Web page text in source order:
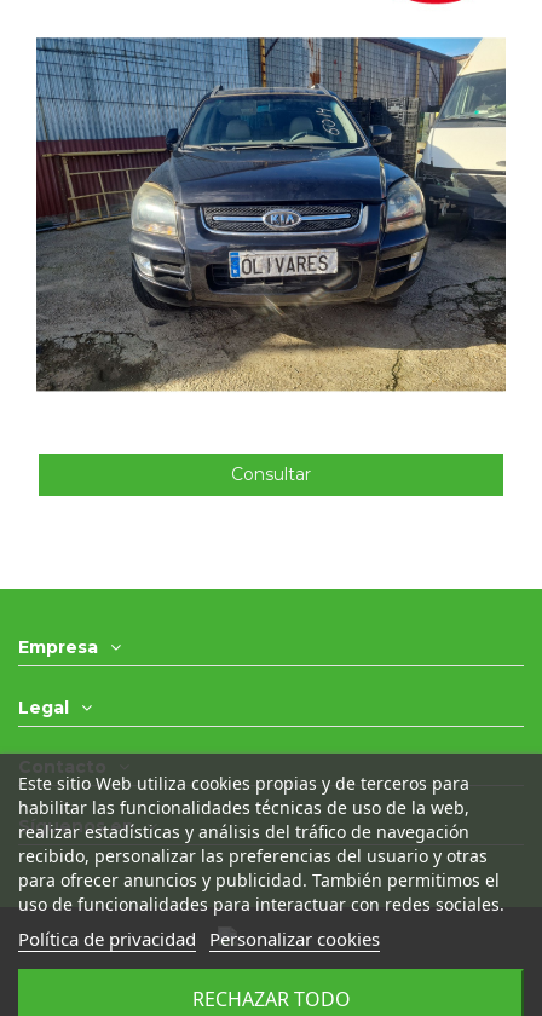
Consultar
Empresa
Legal
Este sitio Web utiliza cookies propias y de terceros para
habilitar las funcionalidades técnicas de uso de la web,
realizar estadísticas y análisis del tráfico de navegación
recibido, personalizar las preferencias del usuario y otras
para ofrecer anuncios y publicidad. También permitimos el
uso de funcionalidades para interactuar con redes sociales.
Política de privacidad Personalizar cookies
RECHAZAR TODO
Síguenos en
reservados|Desarrollado por